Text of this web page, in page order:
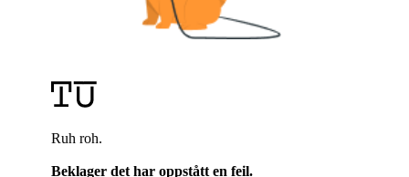
Ruh roh.
Beklager det har oppstått en feil.